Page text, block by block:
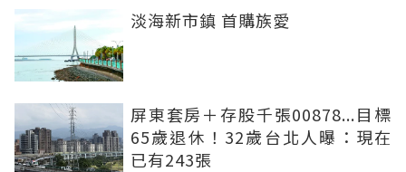
淡海新市鎮 首購族愛
屏東套房＋存股千張00878...目標
65歲退休！32歲台北人曝：現在
已有243張